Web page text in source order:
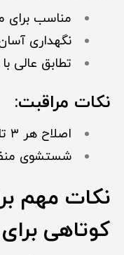
مناسب برای
نگهداری
تطابق عالی
نکات مراقبت:
اصلاح هر ۳ تا ۴ هفته
شستشوی
نکات مهم
کوتاهی